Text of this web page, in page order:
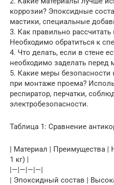
коррозии? Эпоксидные
мастики, специальные
3. Как правильно рассчитать
Необходимо обратиться к
4. Что делать, если в стене
необходимо заделать
5. Какие меры
при монтаже проема?
респиратор, перчатки,
электробезопасности.
Таблица 1: Сравнение
| Материал | Преимущества |
1 кг) |
|—|—|—|—|
| Эпоксидный состав |